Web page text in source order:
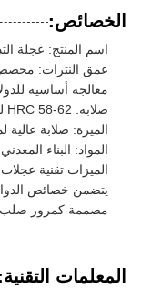
الخصائص:
اسم المنتج: عجلة
عمق النترات: مخصص
معالجة أساسية
صلابة: HRC 58-62 لضمان الأداء الطويل الأمد
الميزة: صلابة عالية
المواد: البناء
الميزات تقنية عجلات
يتضمن خصائص
مصممة كمرور صلب
المعلمات